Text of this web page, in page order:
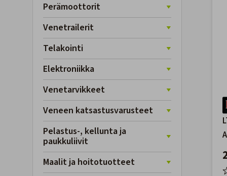
Perämoottorit
Venetrailerit
Telakointi
Elektroniikka
Venetarvikkeet
Veneen katsastusvarusteet
Pelastus-, kellunta ja
paukkuliivit
Maalit ja hoitotuotteet